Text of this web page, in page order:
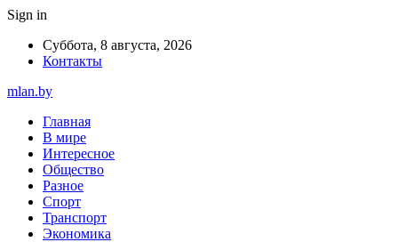
Sign in
Суббота, 8 августа, 2026
Контакты
mlan.by
Главная
В мире
Интересное
Общество
Разное
Спорт
Транспорт
Экономика